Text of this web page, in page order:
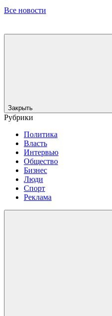
Все новости
Закрыть
Рубрики
Политика
Власть
Интервью
Общество
Бизнес
Люди
Спорт
Реклама